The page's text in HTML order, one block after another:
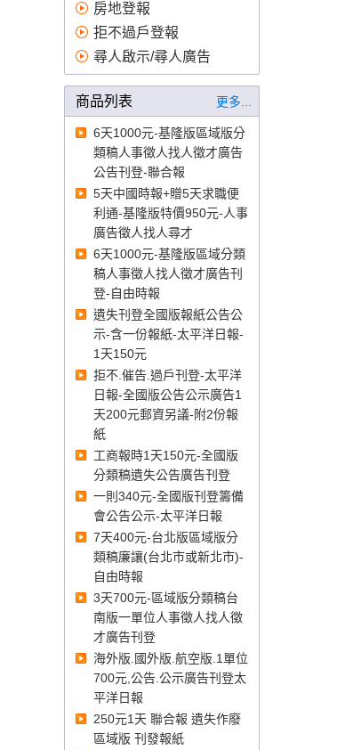
告、中國時報求職網、報紙廣
告刊登、證件遺失 登報、報紙
刊登公告、蘋果日報廣告價
送達費用、報紙刊登費、報紙
徵人、公示送達、自由時報徵
才、登廣告登報、臺北高等行
政法院登報、臺中高等行政法
院登報、高雄高等行政法院登
報、智慧財產法院登報登報、
臺灣臺北地方法院登報、臺灣
士林地方法院登報、臺灣新北
地方法院登報、臺灣桃園地方
法院登報、臺灣新竹地方法院
登報、臺灣苗栗地方法院登報
報、臺灣南投地方法院登報、
臺灣彰化地方法院登報、臺灣
雲林地方法院登報、臺灣嘉義
地方法院登報、臺灣臺南地方
法院登報、臺灣高雄地方法院
登報、臺灣屏東地方法院登
報、臺灣臺東地方法院登報、
臺灣花蓮地方法院登報、臺灣
宜蘭地方法院登報、臺灣基隆
地方法院登報、
臺灣澎湖地方法院登報、福建
金門地方法院
地方法院登報、
房地登報
拒不過戶登報
尋人啟示/尋人廣告
商品列表 更多...
6天1000元-基隆版區域版分
類稿人事徵人找人徵才廣告
公告刊登-聯合報
5天中國時報+贈5天求職便
利通-基隆版特價950元-人事
廣告徵人找人尋才
6天1000元-基隆版區域分類
稿人事徵人找人徵才廣告刊
登-自由時報
遺失刊登全國版報紙公告公
示-含一份報紙-太平洋日報-
1天150元
拒不.催告.過戶刊登-太平洋
日報-全國版公告公示廣告1
天200元郵資另議-附2份報
紙
工商報時1天150元-全國版
分類稿遺失公告廣告刊登
一則340元-全國版刊登籌備
會公告公示-太平洋日報
7天400元-台北版區域版分
類稿廉讓(台北市或新北市)-
自由時報
3天700元-區域版分類稿台
南版一單位人事徵人找人徵
才廣告刊登
海外版.國外版.航空版.1單位
700元,公告.公示廣告刊登太
平洋日報
250元1天 聯合報 遺失作廢
區域版 刊發報紙